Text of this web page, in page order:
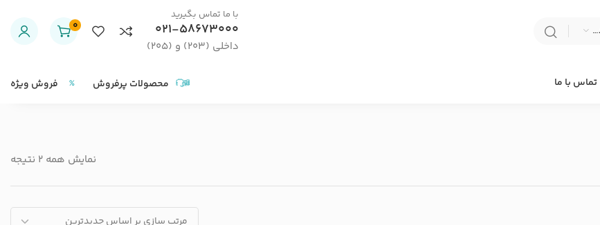
انتخاب دسته بندی
با ما تماس بگیرید
021-58673000
داخلی (203) و (205)
0
تماس با ما محصولات پرفروش فروش ویژه
نمایش همه 2 نتیجه